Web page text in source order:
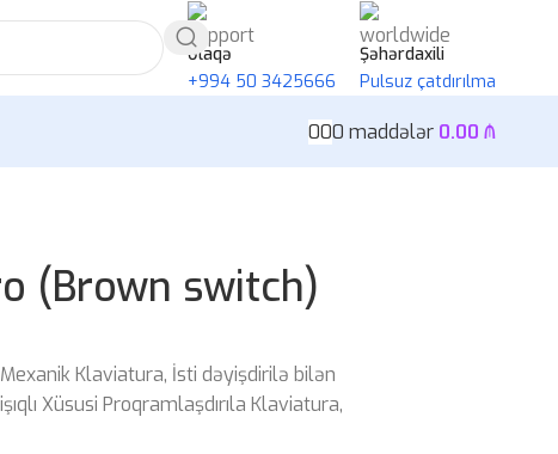
Əlaqə
+994 50 3425666
Şəhərdaxili
Pulsuz çatdırılma
000 maddələr 0.00 ₼
(Brown switch)
Klaviatura, İsti dəyişdirilə bilən
Xüsusi Proqramlaşdırıla Klaviatura,